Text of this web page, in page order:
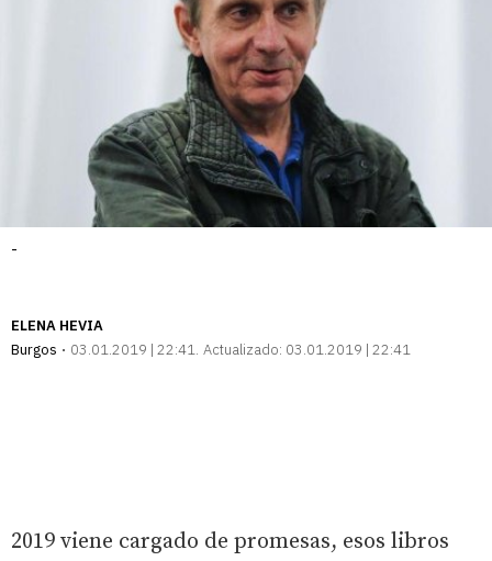
-
ELENA HEVIA
Burgos
03.01.2019 | 22:41 Actualizado: 03.01.2019 | 22:41
2019 viene cargado de promesas, esos libros